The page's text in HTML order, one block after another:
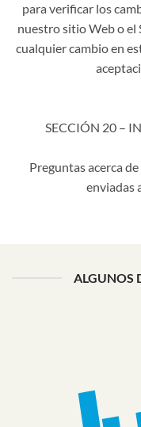
para verificar los
nuestro sitio Web o el
cualquier cambio en
SECCIÓN 20 –
Preguntas acerca
enviadas
ALGUNOS